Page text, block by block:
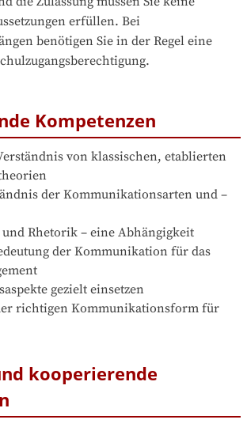
erfüllen. Bei
benötigen Sie in der Regel eine
Kompetenzen
von klassischen, etablierten
der Kommunikationsarten und –
Rhetorik – eine Abhängigkeit
der Kommunikation für das
gezielt einsetzen
richtigen Kommunikationsform für
kooperierende